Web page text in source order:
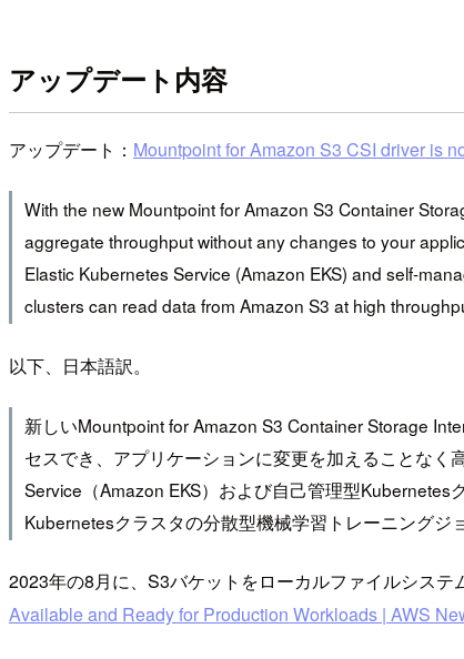
アップデート内容
アップデート： Mountpoint for Amazon S3 CSI driver is
With the new Mountpoint for Amazon S3 Container
aggregate throughput without any changes to your
Elastic Kubernetes Service (Amazon EKS) and self-
clusters can read data from Amazon S3 at high
以下、日本語訳。
新しいMountpoint for Amazon S3 Container Storage
セスでき、アプリケーションに変更を加えることなく
Service（Amazon EKS）および自己管理型
Kubernetesクラスタの分散型機械学習トレーニングジ
2023年の8月に、S3バケットをローカルファイルシス
Available and Ready for Production Workloads | AWS